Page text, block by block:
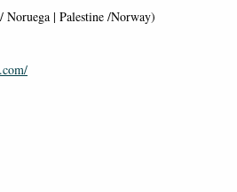
Noruega | Palestine /Norway)